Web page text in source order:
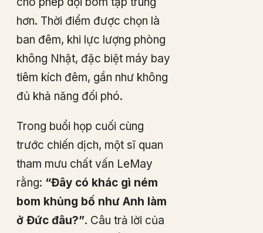
hơn. Thời điểm được chọn là
ban đêm, khi lực lượng phòng
không Nhật, đặc biệt máy bay
tiêm kích đêm, gần như không
đủ khả năng đối phó.
Trong buổi họp cuối cùng
trước chiến dịch, một sĩ quan
tham mưu chất vấn LeMay
rằng: “Đây có khác gì ném
bom khủng bố như Anh làm
ở Đức đâu?”. Câu trả lời của